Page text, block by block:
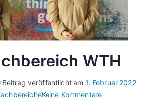
WTH
Beitrag veröffentlicht am1. Februar 2022
Keine Kommentarezu